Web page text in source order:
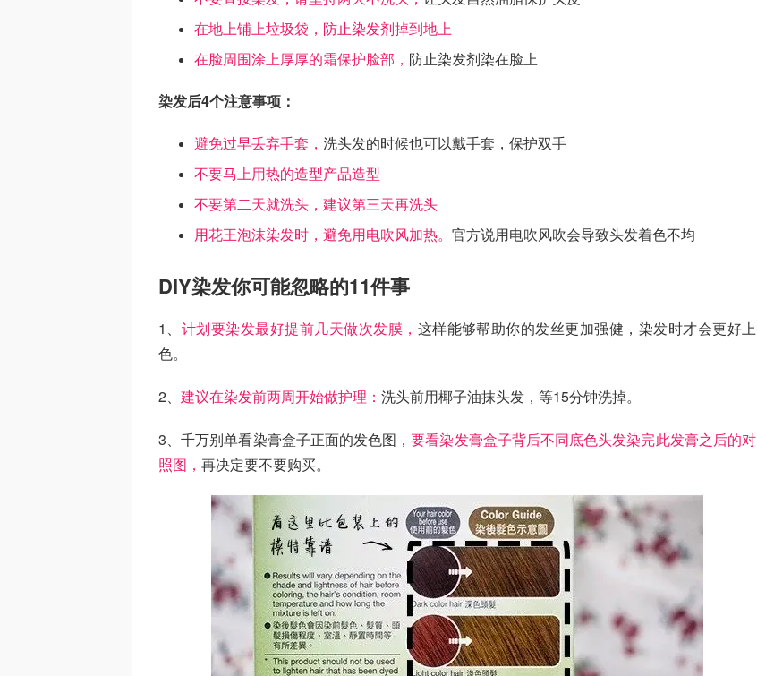
在地上铺上垃圾袋，防止染发剂掉到地上
在脸周围涂上厚厚的霜保护脸部， 防止染发剂染在脸上
染发后4个注意事项：
避免过早丢弃手套， 洗头发的时候也可以戴手套，保护双手
不要马上用热的造型产品造型
不要第二天就洗头，建议第三天再洗头
用花王泡沫染发时，避免用电吹风加热。 官方说用电吹风吹会导致头发着色不均
DIY染发你可能忽略的11件事
1、 计划要染发最好提前几天做次发膜， 这样能够帮助你的发丝更加强健，染发时才会更好上
色。
2、 建议在染发前两周开始做护理： 洗头前用椰子油抹头发，等15分钟洗掉。
3、千万别单看染膏盒子正面的发色图，要看染发膏盒子背后不同底色头发染完此发膏之后的对
照图， 再决定要不要购买。